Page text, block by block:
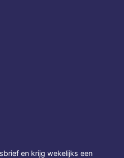
en krijg wekelijks een